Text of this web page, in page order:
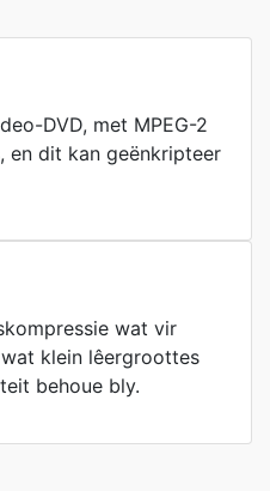
DVD, met MPEG-2
en dit kan geënkripteer
wat vir
klein lêergroottes
behoue bly.